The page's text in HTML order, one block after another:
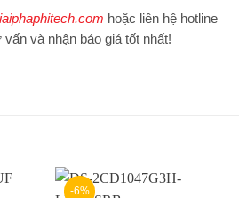
hoặc liên hệ hotline
và nhận báo giá tốt nhất!
-6%